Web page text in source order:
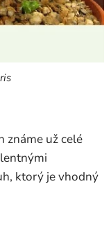
známe už celé
ktorý je vhodný